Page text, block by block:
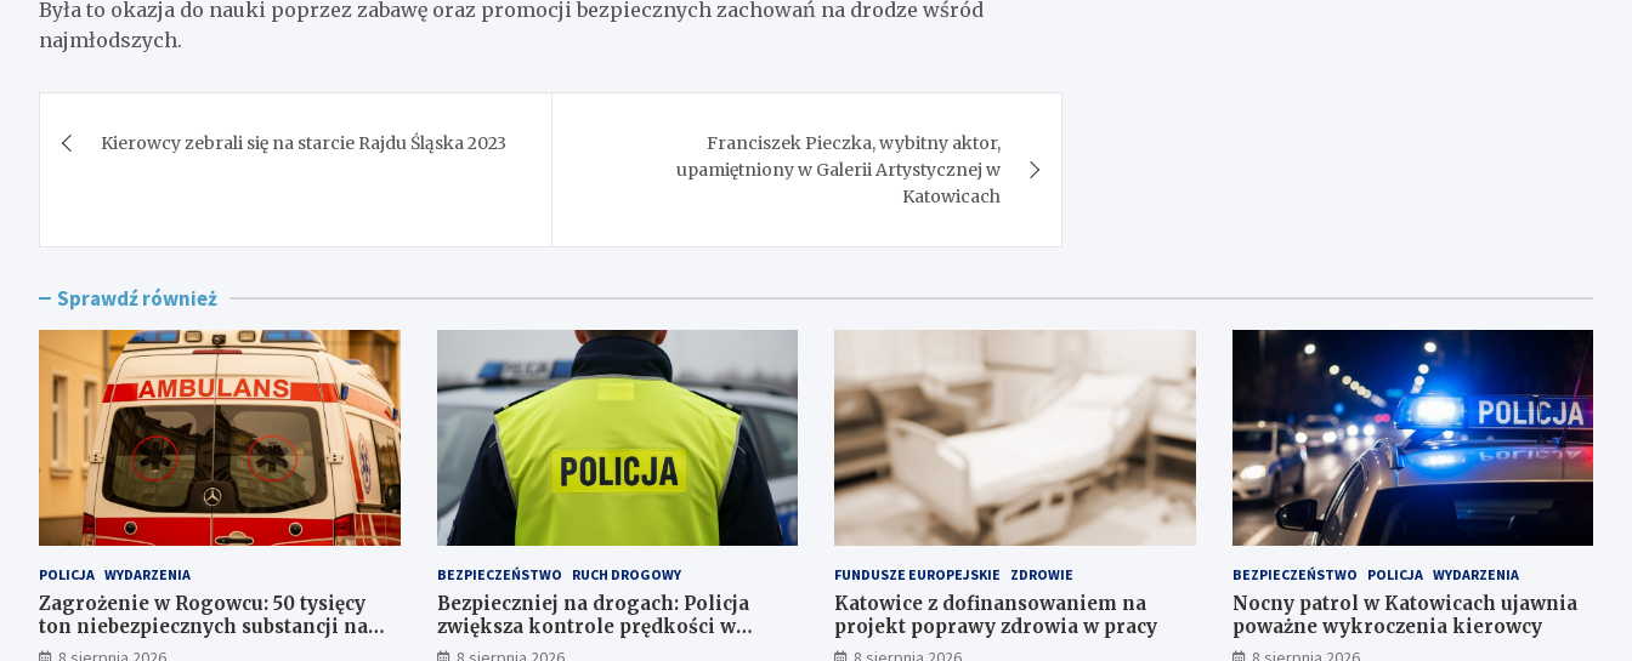
Była to okazja do nauki poprzez zabawę oraz promocji bezpiecznych zachowań na drodze wśród
najmłodszych.
wpisu
Kierowcy zebrali się na starcie Rajdu Śląska 2023
Franciszek Pieczka, wybitny aktor,
upamiętniony w Galerii Artystycznej w
Katowicach
Sprawdź również
POLICJA WYDARZENIA
Zagrożenie w Rogowcu: 50 tysięcy
ton niebezpiecznych substancji na
składowisku
BEZPIECZEŃSTWO RUCH DROGOWY
Bezpieczniej na drogach: Policja
zwiększa kontrole prędkości w
Polsce
FUNDUSZE EUROPEJSKIE ZDROWIE
Katowice z dofinansowaniem na
projekt poprawy zdrowia w pracy
BEZPIECZEŃSTWO POLICJA WYDARZENIA
Nocny patrol w Katowicach ujawnia
poważne wykroczenia kierowcy